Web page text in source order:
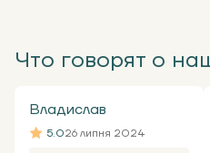
Что говорят о
Владислав
5.026 липня 2024